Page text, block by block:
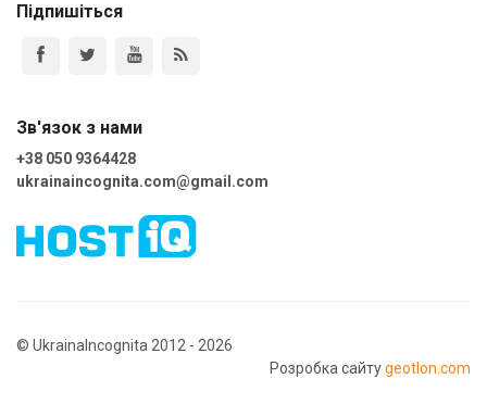
Підпишіться
Зв'язок з нами
+38 050 9364428
ukrainaincognita.com@gmail.com
© UkrainaIncognita 2012 - 2026
Розробка сайтуgeotlon.com